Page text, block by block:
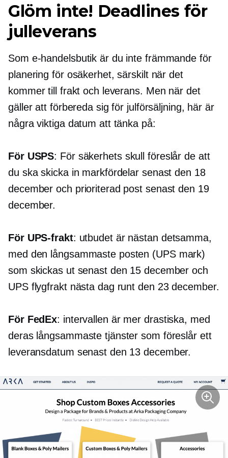
Glöm inte! Deadlines för
julleverans
Som e-handelsbutik är du inte främmande för
planering för osäkerhet, särskilt när det
kommer till frakt och leverans. Men när det
gäller att förbereda sig för julförsäljning, här är
några viktiga datum att tänka på:
För USPS: För säkerhets skull föreslår de att
du ska skicka in markfördelar senast den 18
december och prioriterad post senast den 19
december.
För UPS-frakt: utbudet är nästan detsamma,
med den långsammaste posten (UPS mark)
som skickas ut senast den 15 december och
UPS flygfrakt nästa dag runt den 23 december.
För FedEx: intervallen är mer drastiska, med
deras långsammaste tjänster som föreslår ett
leveransdatum senast den 13 december.